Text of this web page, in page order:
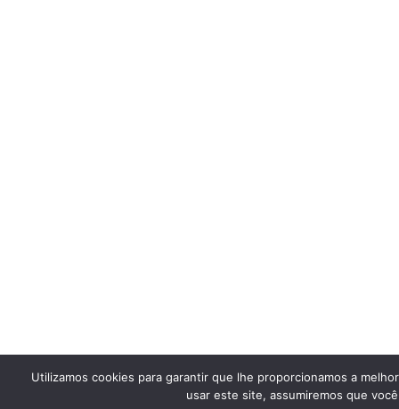
Utilizamos cookies para garantir que lhe proporcionamos a
usar este site, assumiremos que